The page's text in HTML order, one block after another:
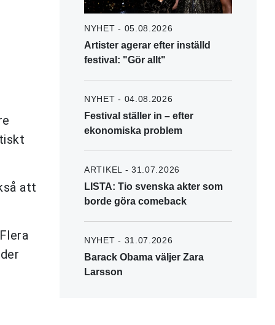
att
NYHET - 05.08.2026
Artister agerar efter inställd
festival: "Gör allt"
NYHET - 04.08.2026
Festival ställer in – efter
ekonomiska problem
ARTIKEL - 31.07.2026
LISTA: Tio svenska akter som
borde göra comeback
NYHET - 31.07.2026
Barack Obama väljer Zara
Larsson